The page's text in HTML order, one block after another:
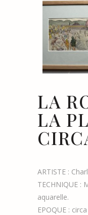
LA
LA
ARTISTE :
TECHNIQUE :
aquarelle.
EPOQUE :